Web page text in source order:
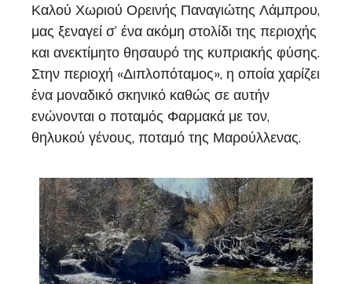
Καλού Χωριού Ορεινής Παναγιώτης Λάμπρου,
μας ξεναγεί σ’ ένα ακόμη στολίδι της περιοχής
και ανεκτίμητο θησαυρό της κυπριακής φύσης.
Στην περιοχή «Διπλοπόταμος», η οποία χαρίζει
ένα μοναδικό σκηνικό καθώς σε αυτήν
ενώνονται ο ποταμός Φαρμακά με τον,
θηλυκού γένους, ποταμό της Μαρούλλενας.